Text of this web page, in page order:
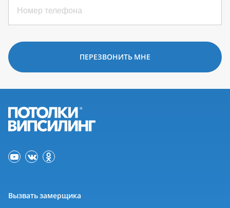
ПЕРЕЗВОНИТЬ МНЕ
Вызвать замерщика